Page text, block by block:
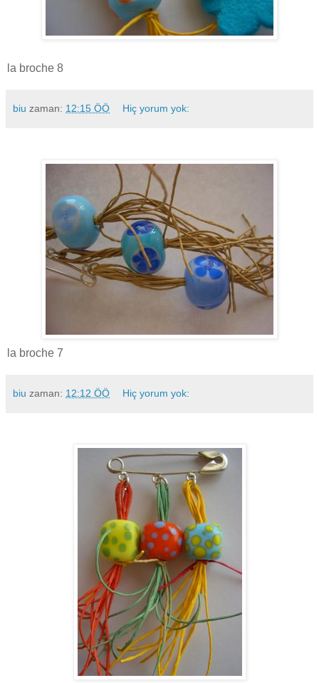
la broche 8
biu zaman: 12:15 ÖÖ Hiç yorum yok:
la broche 7
biu zaman: 12:12 ÖÖ Hiç yorum yok: